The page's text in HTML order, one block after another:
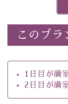
・チェックイ
・朝夕個室料
・ご夕食は地
このプラ
1日目が満
2日目が満